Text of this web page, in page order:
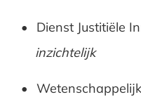
Dienst Justitiële
inzichtelijk